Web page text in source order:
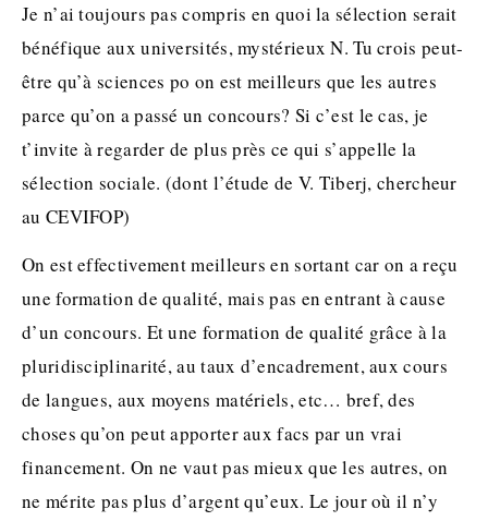
Je n’ai toujours pas compris en quoi la sélection serait
bénéfique aux universités, mystérieux N. Tu crois peut-
être qu’à sciences po on est meilleurs que les autres
parce qu’on a passé un concours? Si c’est le cas, je
t’invite à regarder de plus près ce qui s’appelle la
sélection sociale. (dont l’étude de V. Tiberj, chercheur
au CEVIFOP)
On est effectivement meilleurs en sortant car on a reçu
une formation de qualité, mais pas en entrant à cause
d’un concours. Et une formation de qualité grâce à la
pluridisciplinarité, au taux d’encadrement, aux cours
de langues, aux moyens matériels, etc… bref, des
choses qu’on peut apporter aux facs par un vrai
financement. On ne vaut pas mieux que les autres, on
ne mérite pas plus d’argent qu’eux. Le jour où il n’y